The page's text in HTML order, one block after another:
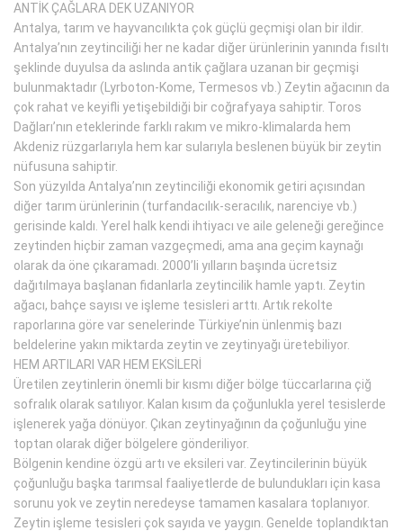
ANTİK ÇAĞLARA DEK UZANIYOR
Antalya, tarım ve hayvancılıkta çok güçlü geçmişi olan bir ildir.
Antalya’nın zeytinciliği her ne kadar diğer ürünlerinin yanında fısıltı
şeklinde duyulsa da aslında antik çağlara uzanan bir geçmişi
bulunmaktadır (Lyrboton-Kome, Termesos vb.) Zeytin ağacının da
çok rahat ve keyifli yetişebildiği bir coğrafyaya sahiptir. Toros
Dağları’nın eteklerinde farklı rakım ve mikro-klimalarda hem
Akdeniz rüzgarlarıyla hem kar sularıyla beslenen büyük bir zeytin
nüfusuna sahiptir.
Son yüzyılda Antalya’nın zeytinciliği ekonomik getiri açısından
diğer tarım ürünlerinin (turfandacılık-seracılık, narenciye vb.)
gerisinde kaldı. Yerel halk kendi ihtiyacı ve aile geleneği gereğince
zeytinden hiçbir zaman vazgeçmedi, ama ana geçim kaynağı
olarak da öne çıkaramadı. 2000’li yılların başında ücretsiz
dağıtılmaya başlanan fidanlarla zeytincilik hamle yaptı. Zeytin
ağacı, bahçe sayısı ve işleme tesisleri arttı. Artık rekolte
raporlarına göre var senelerinde Türkiye’nin ünlenmiş bazı
beldelerine yakın miktarda zeytin ve zeytinyağı üretebiliyor.
HEM ARTILARI VAR HEM EKSİLERİ
Üretilen zeytinlerin önemli bir kısmı diğer bölge tüccarlarına çiğ
sofralık olarak satılıyor. Kalan kısım da çoğunlukla yerel tesislerde
işlenerek yağa dönüyor. Çıkan zeytinyağının da çoğunluğu yine
toptan olarak diğer bölgelere gönderiliyor.
Bölgenin kendine özgü artı ve eksileri var. Zeytincilerinin büyük
çoğunluğu başka tarımsal faaliyetlerde de bulundukları için kasa
sorunu yok ve zeytin neredeyse tamamen kasalara toplanıyor.
Zeytin işleme tesisleri çok sayıda ve yaygın. Genelde toplandıktan